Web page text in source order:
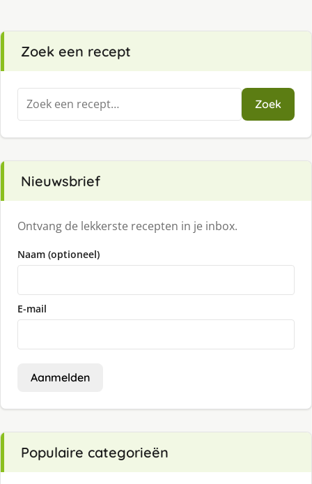
Zoek een recept
Zoeken
naar:
Zoek
Nieuwsbrief
Ontvang de lekkerste recepten in je inbox.
Naam (optioneel)
E-mail
Aanmelden
Populaire categorieën